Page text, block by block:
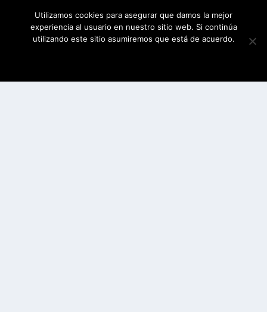
Utilizamos cookies para asegurar que damos la mejor
experiencia al usuario en nuestro sitio web. Si continúa
utilizando este sitio asumiremos que está de acuerdo.